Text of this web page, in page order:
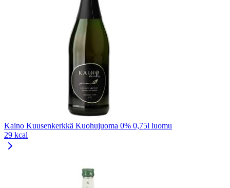
Kaino Kuusenkerkkä Kuohujuoma 0% 0,75l luomu
29 kcal